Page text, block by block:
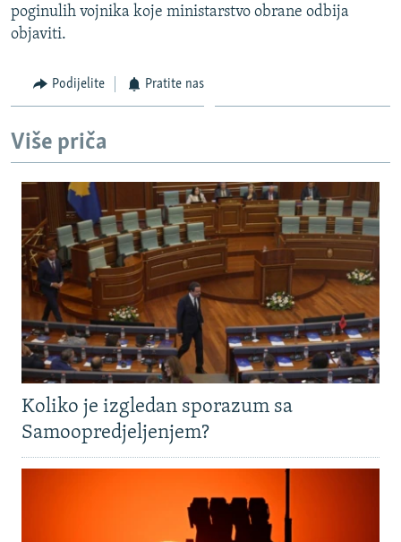
GENOCID U SREBRENICI
TV LIBERTY
MOJA EVROPA
TRI DECENIJE OD RATA U BIH
SVE KARTE DEJTONA
NASTANAK I RASPAD JUGOSLAVIJE
PRATITE NAS
Sve RFE/RL stranice
poginulih vojnika koje ministarstvo obrane odbija
objaviti.
Podijelite Pratite nas
Više priča
Koliko je izgledan sporazum sa
Samoopredjeljenjem?